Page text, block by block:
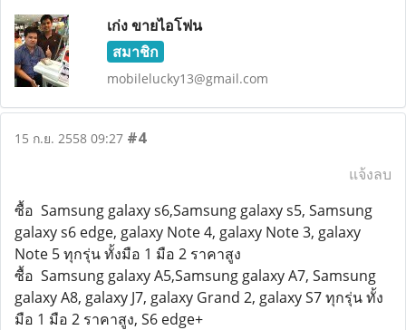
เก่ง ขายไอโฟน
สมาชิก
mobilelucky13@gmail.com
15 ก.ย. 2558 09:27 #4
แจ้งลบ
ซื้อ Samsung galaxy s6,Samsung galaxy s5, Samsung
galaxy s6 edge, galaxy Note 4, galaxy Note 3, galaxy
Note 5 ทุกรุ่น ทั้งมือ 1 มือ 2 ราคาสูง
ซื้อ Samsung galaxy A5,Samsung galaxy A7, Samsung
galaxy A8, galaxy J7, galaxy Grand 2, galaxy S7 ทุกรุ่น ทั้ง
มือ 1 มือ 2 ราคาสูง, S6 edge+